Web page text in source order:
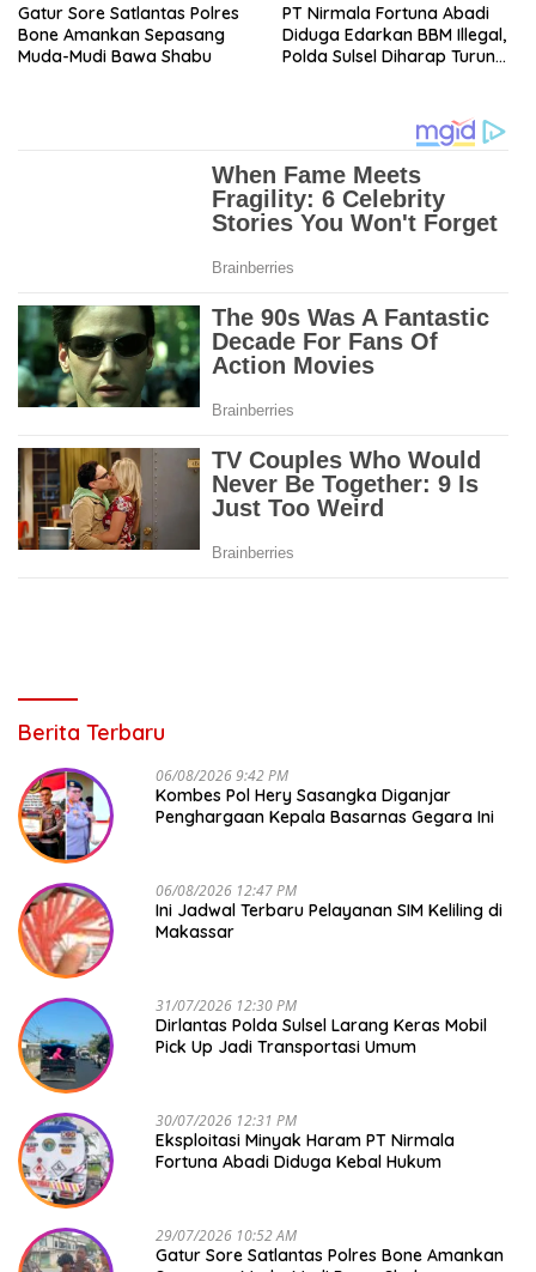
Gatur Sore Satlantas Polres
Bone Amankan Sepasang
Muda-Mudi Bawa Shabu
PT Nirmala Fortuna Abadi
Diduga Edarkan BBM Illegal,
Polda Sulsel Diharap Turun
Berita Terbaru
06/08/2026 9:42 PM
Kombes Pol Hery Sasangka Diganjar
Penghargaan Kepala Basarnas Gegara Ini
06/08/2026 12:47 PM
Ini Jadwal Terbaru Pelayanan SIM Keliling di
Makassar
31/07/2026 12:30 PM
Dirlantas Polda Sulsel Larang Keras Mobil
Pick Up Jadi Transportasi Umum
30/07/2026 12:31 PM
Eksploitasi Minyak Haram PT Nirmala
Fortuna Abadi Diduga Kebal Hukum
29/07/2026 10:52 AM
Gatur Sore Satlantas Polres Bone Amankan